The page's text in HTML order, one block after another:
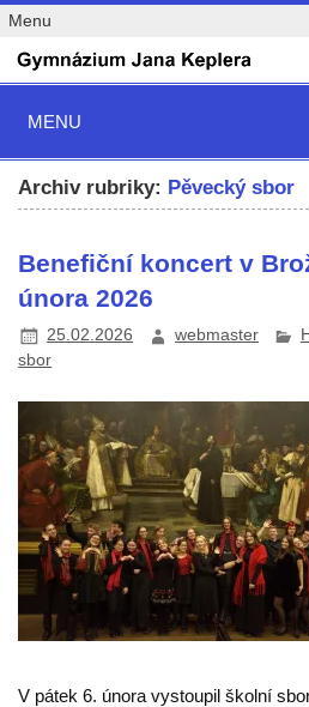
Menu
MENU
Archiv rubriky: Pěvecký sbor
Benefiční koncert v
února 2026
25.02.2026 webmaster
sbor
V pátek 6. února vystoupil školní